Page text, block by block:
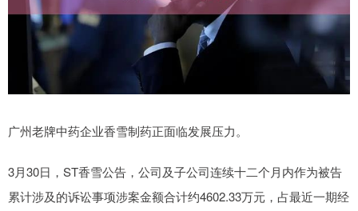
广州老牌中药企业香雪制药正面临发展压力。
3月30日，ST香雪公告，公司及子公司连续十二个月内作为被告
累计涉及的诉讼事项涉案金额合计约4602.33万元，占最近一期经